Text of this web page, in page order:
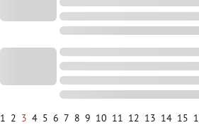
1 2 3 4 5 6 7 8 9 10 11 12 13 14 15